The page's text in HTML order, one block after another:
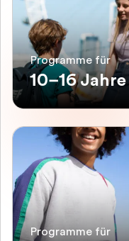
Programme für
10–16 Jahre
Programme für